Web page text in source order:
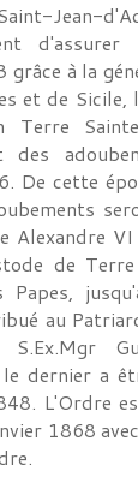
Jean-
grâce à la
et de
Terre
des
De cette
Alexandre
de
au
dernier a
L'Ordre
1868